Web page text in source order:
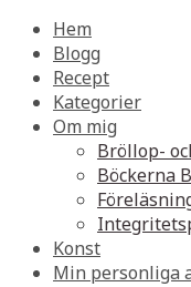
Hem
Blogg
Recept
Kategorier
Om mig
Bröllop-
Böckerna
Konst
Min personliga